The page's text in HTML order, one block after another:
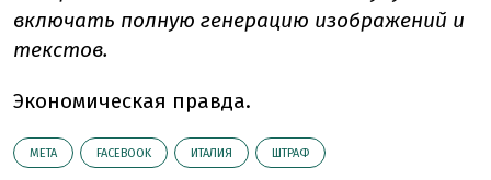
включать полную генерацию изображений и
текстов.
Экономическая правда.
META FACEBOOK ИТАЛИЯ ШТРАФ